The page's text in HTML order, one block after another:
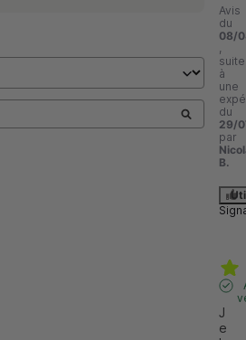
Avis
du
08/
,
suite
à
une
du
29/
par
B.
J
e